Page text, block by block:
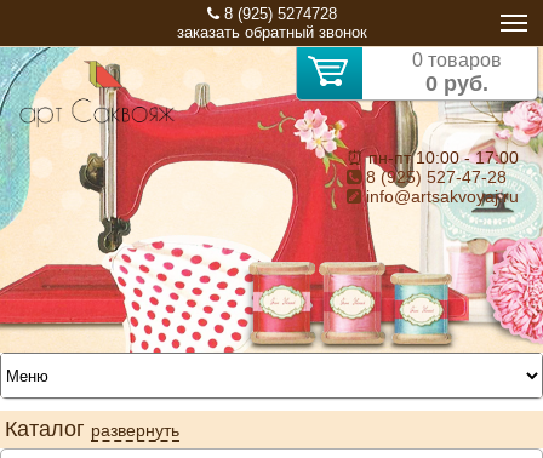
8 (925) 5274728
заказать обратный звонок
0 товаров
0 руб.
⏰ пн-пт 10:00 - 17:00
8 (925) 527-47-28
info@artsakvoyaj.ru
Каталог развернуть